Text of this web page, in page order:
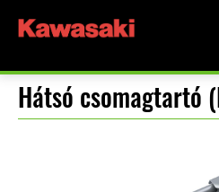
Hátsó csomagtartó